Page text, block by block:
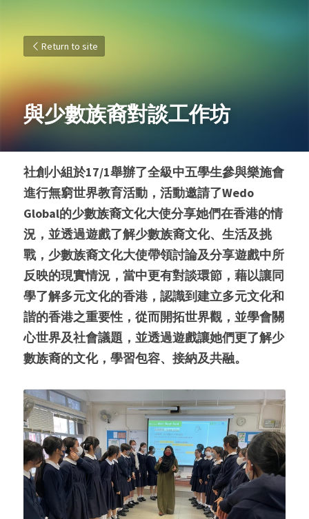
Return to site
與少數族裔對談工作坊
社創小組於17/1舉辦了全級中五學生參與樂施會
進行無窮世界教育活動，活動邀請了Wedo
Global的少數族裔文化大使分享她們在香港的情
況，並透過遊戲了解少數族裔文化、生活及挑
戰，少數族裔文化大使帶領討論及分享遊戲中所
反映的現實情況，當中更有對談環節，藉以讓同
學了解多元文化的香港，認識到建立多元文化和
諧的香港之重要性，從而開拓世界觀，並學會關
心世界及社會議題，並透過遊戲讓她們更了解少
數族裔的文化，學習包容、接納及共融。